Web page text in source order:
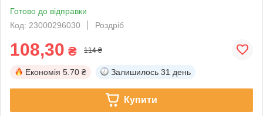
Готово до відправки
Код: 23000296030
Роздріб
108,30 ₴ 114 ₴
Економія 5.70 ₴ Залишилось 31 день
Купити